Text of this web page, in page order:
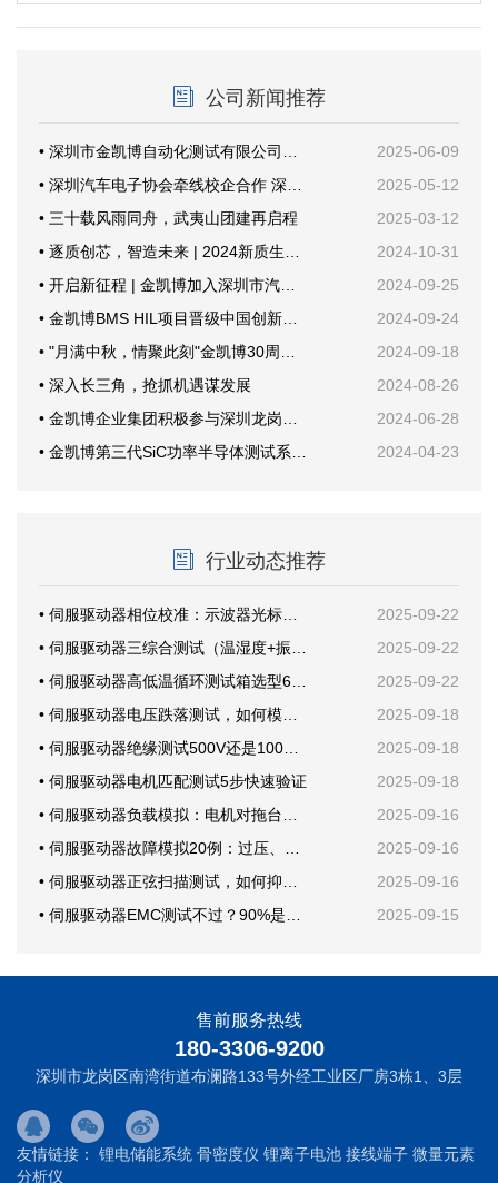
公司新闻推荐
• 深圳市金凯博自动化测试有限公司乔迁新址暨开业仪式圆满举行
2025-06-09
• 深圳汽车电子协会牵线校企合作 深技大与金凯博共探产教融合新路径
2025-05-12
• 三十载风雨同舟，武夷山团建再启程
2025-03-12
• 逐质创芯，智造未来 | 2024新质生产力与功率半导体年会
2024-10-31
• 开启新征程 | 金凯博加入深圳市汽车电子行业协会
2024-09-25
• 金凯博BMS HIL项目晋级中国创新创业大赛国赛
2024-09-24
• "月满中秋，情聚此刻"金凯博30周年纪念活动
2024-09-18
• 深入长三角，抢抓机遇谋发展
2024-08-26
• 金凯博企业集团积极参与深圳龙岗甘坑社区安全生产培训，共筑安全防线
2024-06-28
• 金凯博第三代SiC功率半导体测试系统首次公开亮相创新发展大会
2024-04-23
行业动态推荐
• 伺服驱动器相位校准：示波器光标这样放才准
2025-09-22
• 伺服驱动器三综合测试（温湿度+振动）案例分享
2025-09-22
• 伺服驱动器高低温循环测试箱选型6要素
2025-09-22
• 伺服驱动器电压跌落测试，如何模拟电网骤降？
2025-09-18
• 伺服驱动器绝缘测试500V还是1000V？
2025-09-18
• 伺服驱动器电机匹配测试5步快速验证
2025-09-18
• 伺服驱动器负载模拟：电机对拖台架还是回馈电子负载？
2025-09-16
• 伺服驱动器故障模拟20例：过压、欠压、短路一次学会
2025-09-16
• 伺服驱动器正弦扫描测试，如何抑制机械共振？
2025-09-16
• 伺服驱动器EMC测试不过？90%是这块PCB布局问题
2025-09-15
售前服务热线
180-3306-9200
深圳市龙岗区南湾街道布澜路133号外经工业区厂房3栋1、3层
友情链接： 锂电储能系统 骨密度仪 锂离子电池 接线端子 微量元素
分析仪